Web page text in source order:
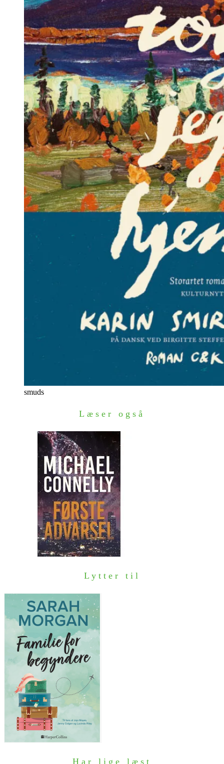
smuds
Læser også
Lytter til
Har lige læst